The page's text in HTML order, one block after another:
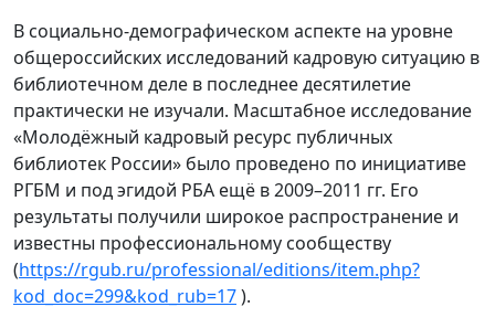
В социально-демографическом аспекте на уровне
общероссийских исследований кадровую ситуацию в
библиотечном деле в последнее десятилетие
практически не изучали. Масштабное исследование
«Молодёжный кадровый ресурс публичных
библиотек России» было проведено по инициативе
РГБМ и под эгидой РБА ещё в 2009–2011 гг. Его
результаты получили широкое распространение и
известны профессиональному сообществу
(https://rgub.ru/professional/editions/item.php?
kod_doc=299&kod_rub=17).